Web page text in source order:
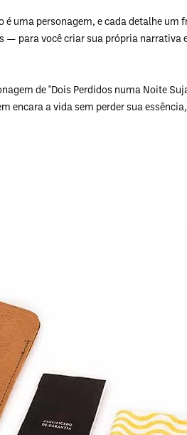
é uma personagem, e cada detalhe um
para você criar sua própria narrativa
de "Dois Perdidos numa Noite
encara a vida sem perder sua